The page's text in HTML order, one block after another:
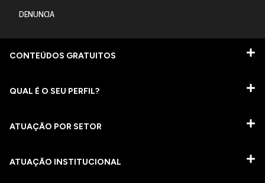
DENUNCIA
CONTEÚDOS GRATUITOS
QUAL É O SEU PERFIL?
ATUAÇÃO POR SETOR
ATUAÇÃO INSTITUCIONAL